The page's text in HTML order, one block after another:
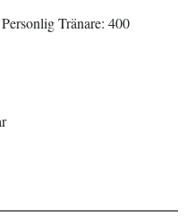
Personlig Tränare: 400